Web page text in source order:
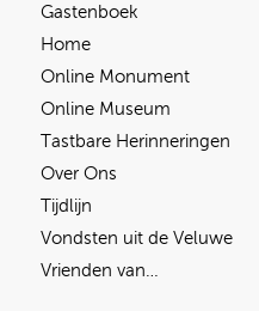
Gastenboek
Home
Online Monument
Online Museum
Tastbare Herinneringen
Over Ons
Tijdlijn
Vondsten uit de Veluwe
Vrienden van…